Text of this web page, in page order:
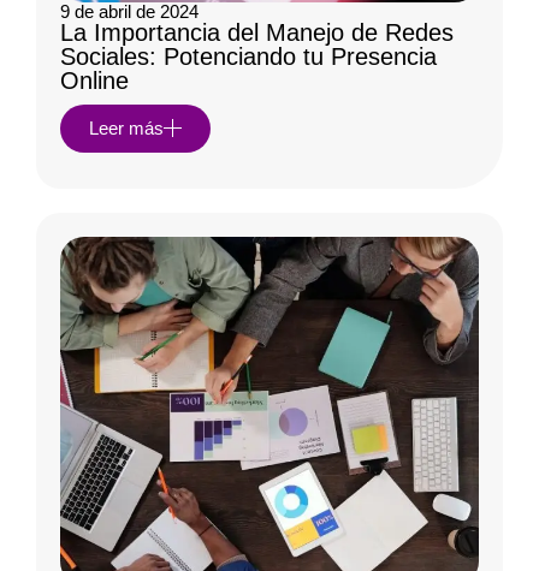
9 de abril de 2024
La Importancia del Manejo de Redes
Sociales: Potenciando tu Presencia
Online
Leer más